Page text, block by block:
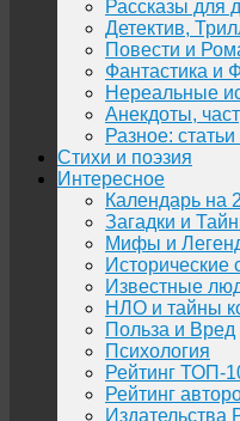
Рассказы для
Детектив,
Повести и
Фантастика и
Нереальные
Анекдоты,
Разное:
Стихи и поэзия
Интересное
Календарь на
Загадки и
Мифы и
Исторические
Известные
НЛО и тайны
Польза и Вред
Психология
Рейтинг ТОП-
Рейтинг
Издательства